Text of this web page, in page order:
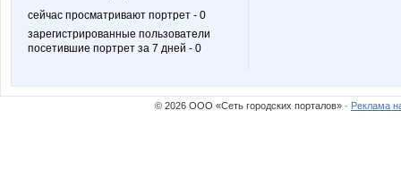
сейчас просматривают портрет - 0
зарегистрированные пользователи
посетившие портрет за 7 дней - 0
© 2026 ООО «Сеть городских порталов» · Реклама